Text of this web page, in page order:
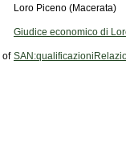
Loro Piceno (Macerata)
Giudice economico di
of